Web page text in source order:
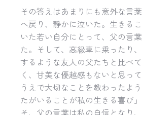
その答えはあまりにも意外な言
へ戻り、静かに泣いた。生きる
いた若い自分にとって、父の言
た。そして、高級車に乗ったり
するような友人の父たちと比べ
く、甘美な優越感もないと思っ
うえで大切なことを教わったよ
たがいることが私の生きる喜び
そ、父の言葉は私の自信となり